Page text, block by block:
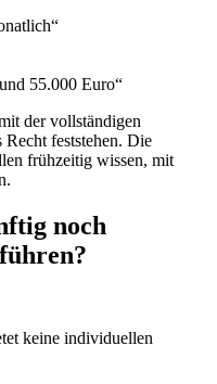
55.000 Euro“
der vollständigen
feststehen. Die
frühzeitig wissen, mit
noch
keine individuellen